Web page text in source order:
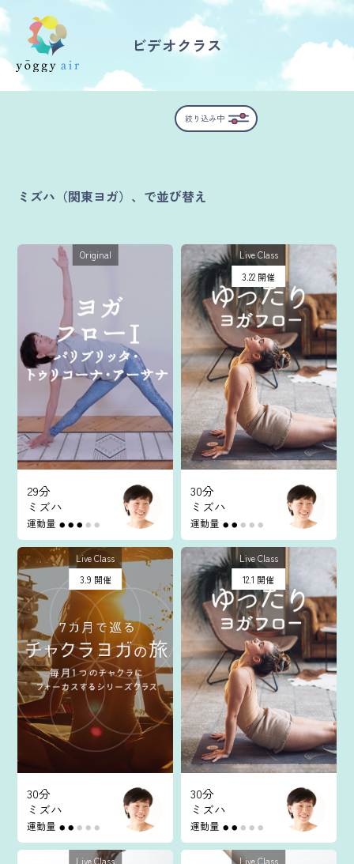
受講の流れ
FAQ / お問い合わせ
yoggy store
yoggy magazine
yoggy mommy
マイページ
ログイン
クラス参加にあたっての同意書
特定商取引にかかわる表示
プライバシーポリシー
ビデオクラス
絞り込み中
ミズハ（関東ヨガ）、で並び替え
Original
29分
ミズハ
運動量 ● ● ● ● ●
Live Class
3.22 開催
30分
ミズハ
運動量 ● ● ● ● ●
Live Class
3.9 開催
30分
ミズハ
運動量 ● ● ● ● ●
Live Class
12.1 開催
30分
ミズハ
運動量 ● ● ● ● ●
Live Class
Live Class